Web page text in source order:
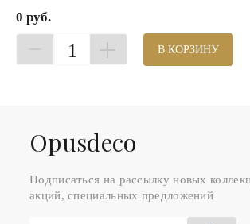
0 руб.
1 В КОРЗИНУ
Оpusdeco
Подписаться на рассылку новых
акций, специальных предложений